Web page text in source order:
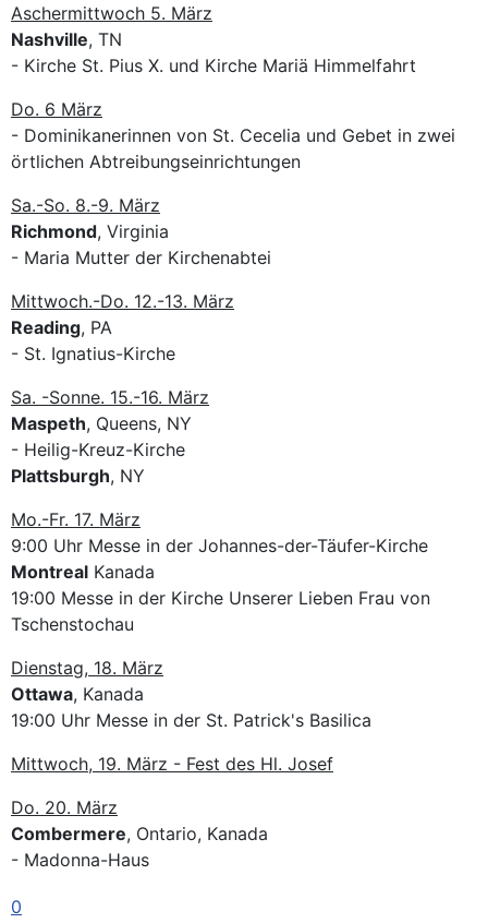
Aschermittwoch 5. März
Nashville, TN
- Kirche St. Pius X. und Kirche Mariä Himmelfahrt
Do. 6 März
- Dominikanerinnen von St. Cecelia und Gebet in zwei
örtlichen Abtreibungseinrichtungen
Sa.-So. 8.-9. März
Richmond, Virginia
- Maria Mutter der Kirchenabtei
Mittwoch.-Do. 12.-13. März
Reading, PA
- St. Ignatius-Kirche
Sa. -Sonne. 15.-16. März
Maspeth, Queens, NY
- Heilig-Kreuz-Kirche
Plattsburgh, NY
Mo.-Fr. 17. März
9:00 Uhr Messe in der Johannes-der-Täufer-Kirche
Montreal Kanada
19:00 Messe in der Kirche Unserer Lieben Frau von
Tschenstochau
Dienstag, 18. März
Ottawa, Kanada
19:00 Uhr Messe in der St. Patrick's Basilica
Mittwoch, 19. März - Fest des Hl. Josef
Do. 20. März
Combermere, Ontario, Kanada
- Madonna-Haus
Fr. 21. März
0